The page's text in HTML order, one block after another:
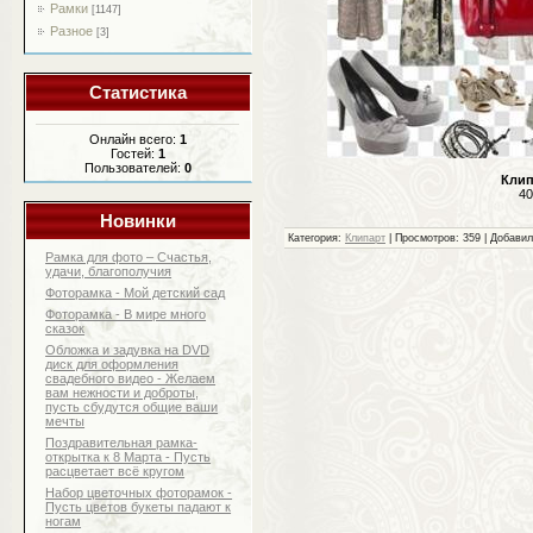
Рамки [1147]
Разное [3]
Статистика
Онлайн всего: 1
Гостей: 1
Пользователей: 0
Новинки
Рамка для фото – Счастья,
удачи, благополучия
Фоторамка - Мой детский сад
Фоторамка - В мире много
сказок
Обложка и задувка на DVD
диск для оформления
свадебного видео - Желаем
вам нежности и доброты,
пусть сбудутся общие ваши
мечты
Поздравительная рамка-
открытка к 8 Марта - Пусть
расцветает всё кругом
Набор цветочных фоторамок -
Пусть цветов букеты падают к
ногам
Категория: Клипарт| Просмотров: 359 |